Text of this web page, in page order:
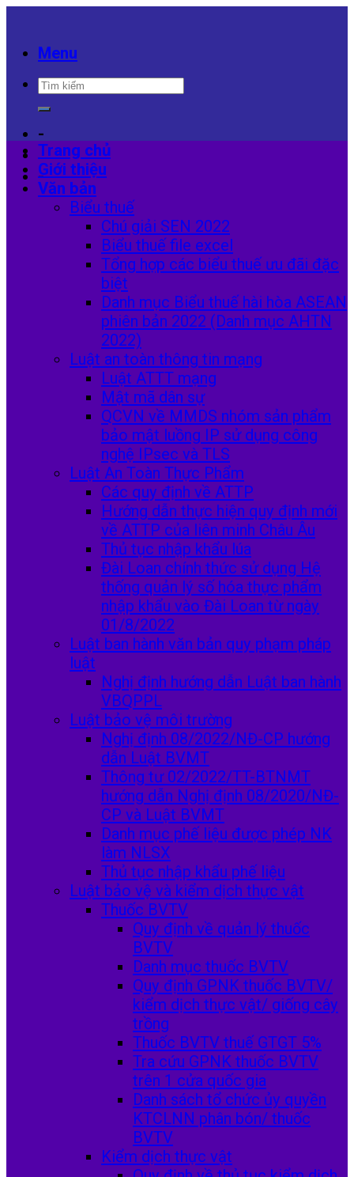
contentMenu
-
-
Trang chủ
Giới thiệu
Văn bản
Biểu thuế
Chú giải SEN 2022
Biểu thuế file excel
Tổng hợp các biểu thuế ưu đãi đặc
biệt
Danh mục Biểu thuế hài hòa ASEAN
phiên bản 2022 (Danh mục AHTN
2022)
Luật an toàn thông tin mạng
Luật ATTT mạng
Mật mã dân sự
QCVN về MMDS nhóm sản phẩm
bảo mật luồng IP sử dụng công
nghệ IPsec và TLS
Luật An Toàn Thực Phẩm
Các quy định về ATTP
Hướng dẫn thực hiện quy định mới
về ATTP của liên minh Châu Âu
Thủ tục nhập khẩu lúa
Đài Loan chính thức sử dụng Hệ
thống quản lý số hóa thực phẩm
nhập khẩu vào Đài Loan từ ngày
01/8/2022
Luật ban hành văn bản quy phạm pháp
luật
Nghị định hướng dẫn Luật ban hành
VBQPPL
Luật bảo vệ môi trường
Nghị định 08/2022/NĐ-CP hướng
dẫn Luật BVMT
Thông tư 02/2022/TT-BTNMT
hướng dẫn Nghị định 08/2020/NĐ-
CP và Luật BVMT
Danh mục phế liệu được phép NK
làm NLSX
Thủ tục nhập khẩu phế liệu
Luật bảo vệ và kiểm dịch thực vật
Thuốc BVTV
Quy định về quản lý thuốc
BVTV
Danh mục thuốc BVTV
Quy định GPNK thuốc BVTV/
kiểm dịch thực vật/ giống cây
trồng
Thuốc BVTV thuế GTGT 5%
Tra cứu GPNK thuốc BVTV
trên 1 cửa quốc gia
Danh sách tổ chức ủy quyền
KTCLNN phân bón/ thuốc
BVTV
Kiểm dịch thực vật